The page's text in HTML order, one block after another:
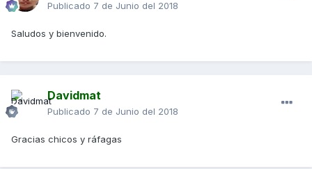
Publicado 7 de Junio del 2018
Saludos y bienvenido.
Davidmat
Publicado 7 de Junio del 2018
Gracias chicos y ráfagas